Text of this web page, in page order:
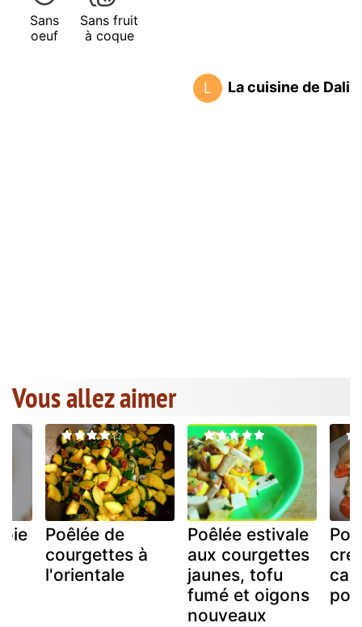
Sans
oeuf
Sans fruit
à coque
L La cuisine de Dali
Vous allez aimer
Poêlée de
courgettes à
l'orientale
Poêlée estivale
aux courgettes
jaunes, tofu
fumé et oigons
nouveaux